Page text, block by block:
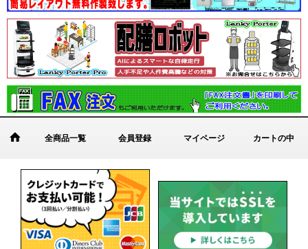
全商品一覧 会員登録 マイページ カートの中